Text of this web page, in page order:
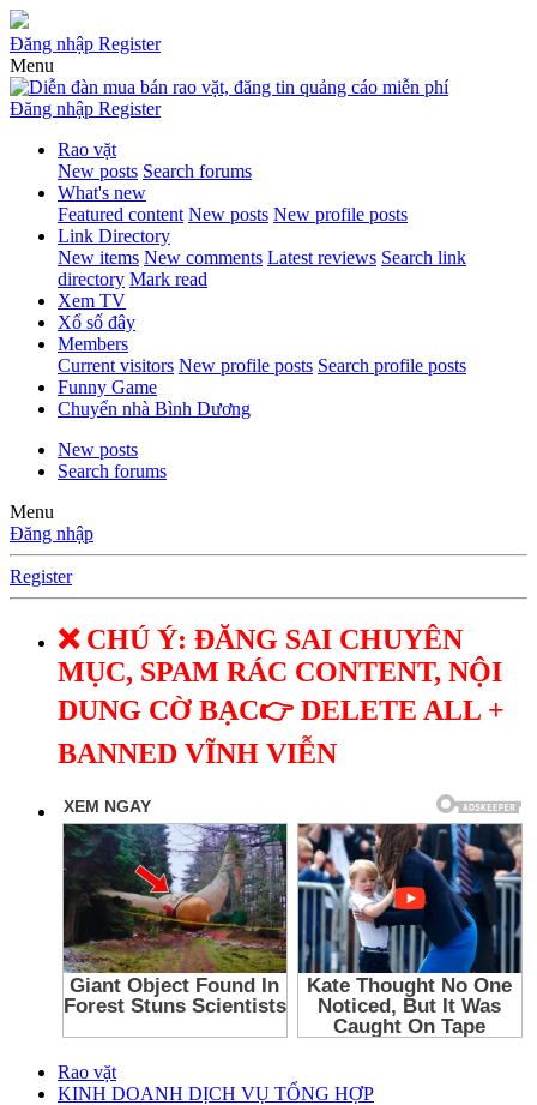
Đăng nhập Register
Menu
Đăng nhập Register
Rao vặt
New posts Search forums
What's new
Featured content New posts New profile posts
Link Directory
New items New comments Latest reviews Search link
directory Mark read
Xem TV
Xổ số đây
Members
Current visitors New profile posts Search profile posts
Funny Game
Chuyển nhà Bình Dương
New posts
Search forums
Menu
Đăng nhập
Register
❌ CHÚ Ý: ĐĂNG SAI CHUYÊN
MỤC, SPAM RÁC CONTENT, NỘI
DUNG CỜ BẠC👉 DELETE ALL +
BANNED VĨNH VIỄN
Rao vặt
KINH DOANH DỊCH VỤ TỔNG HỢP